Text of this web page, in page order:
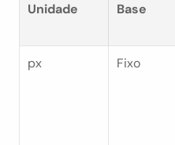
Unidade Base
px Fixo